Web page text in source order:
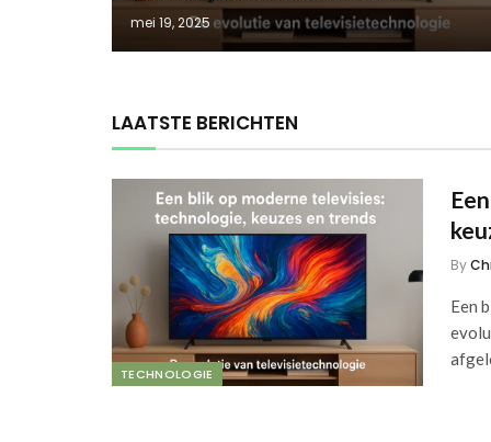
mei 19, 2025
LAATSTE BERICHTEN
TECHNOLOGIE
By
Een